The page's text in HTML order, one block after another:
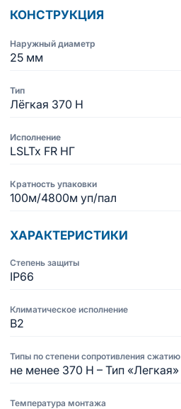
КОНСТРУКЦИЯ
Наружный диаметр
25 мм
Тип
Лёгкая 370 Н
Исполнение
LSLTx FR НГ
Кратность упаковки
100м/4800м уп/пал
ХАРАКТЕРИСТИКИ
Степень защиты
IP66
Климатическое исполнение
В2
Типы по степени сопротивления сжатию
не менее 370 Н – Тип «Легкая»
Температура монтажа